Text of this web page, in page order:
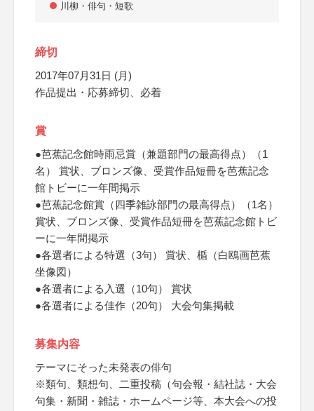
川柳・俳句・短歌
締切
2017年07月31日 (月)
作品提出・応募締切、必着
賞
●芭蕉記念館時雨忌賞（兼題部門の最高得点）（1
名） 賞状、ブロンズ像、受賞作品短冊を芭蕉記念
館トビーに一年間掲示
●芭蕉記念館賞（四季雑詠部門の最高得点）（1名）
賞状、ブロンズ像、受賞作品短冊を芭蕉記念館トビ
ーに一年間掲示
●各選者による特選（3句） 賞状、楯（白鴎画芭蕉
坐像図）
●各選者による入選（10句） 賞状
●各選者による佳作（20句） 大会句集掲載
募集内容
テーマにそった未発表の俳句
※類句、類想句、二重投稿（句会報・結社誌・大会
句集・新聞・雑誌・ホームページ等、本大会への投